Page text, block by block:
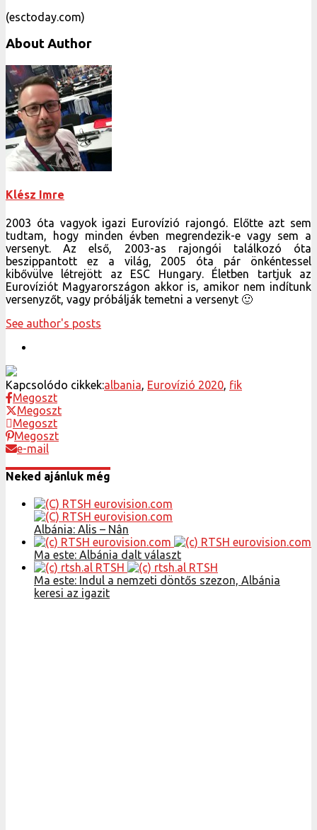
(esctoday.com)
About Author
Klész Imre
2003 óta vagyok igazi Eurovízió rajongó. Előtte azt sem
tudtam, hogy minden évben megrendezik-e vagy sem a
versenyt. Az első, 2003-as rajongói találkozó óta
beszippantott ez a világ, 2005 óta pár önkéntessel
kibővülve létrejött az ESC Hungary. Életben tartjuk az
Eurovíziót Magyarországon akkor is, amikor nem indítunk
versenyzőt, vagy próbálják temetni a versenyt 🙂
See author's posts
Kapcsolódo cikkek:albania Eurovízió 2020 fik
Megoszt
Megoszt
Megoszt
Megoszt
e-mail
Neked ajánluk még
Albánia: Alis – Nân
Ma este: Albánia dalt választ
Ma este: Indul a nemzeti döntős szezon, Albánia
keresi az igazit